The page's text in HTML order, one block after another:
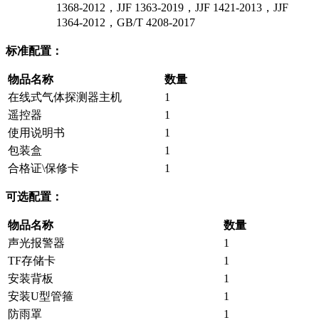
1368-2012，JJF 1363-2019，JJF 1421-2013，JJF
1364-2012，GB/T 4208-2017
标准配置：
物品名称
数量
在线式气体探测器主机
1
遥控器
1
使用说明书
1
包装盒
1
合格证\保修卡
1
可选配置：
物品名称
数量
声光报警器
1
TF存储卡
1
安装背板
1
安装U型管箍
1
防雨罩
1